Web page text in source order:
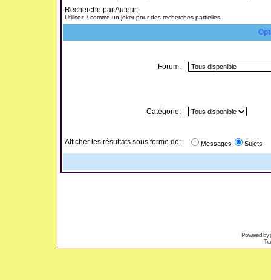
Recherche par Auteur:
Utilisez * comme un joker pour des recherches partielles
Forum:
Catégorie:
Afficher les résultats sous forme de: Messages Sujets
Powered by